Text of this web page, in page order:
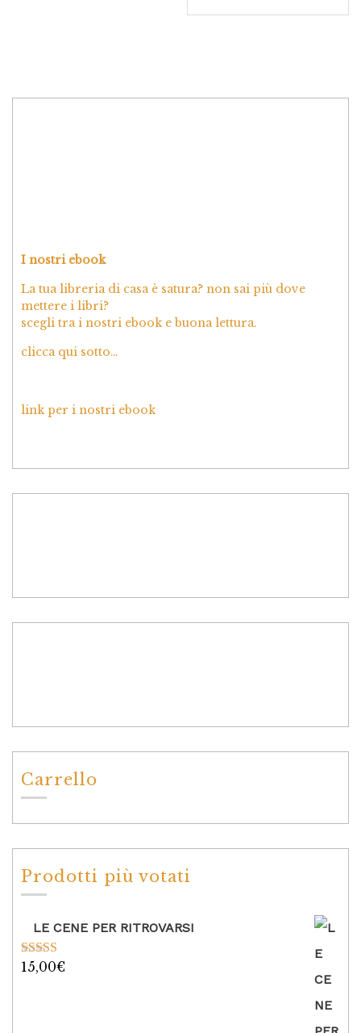
I nostri ebook
La tua libreria di casa è satura? non sai più dove
mettere i libri?
scegli tra i nostri ebook e buona lettura.
clicca qui sotto…
link per i nostri ebook
Carrello
Prodotti più votati
LE CENE PER RITROVARSI
Valutato
15,00€